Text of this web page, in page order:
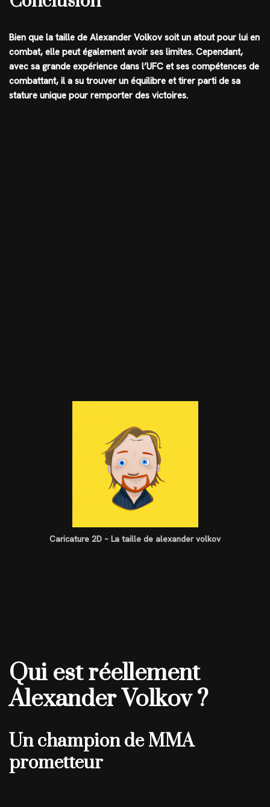
Bien que la taille de Alexander Volkov soit un atout pour lui en
combat, elle peut également avoir ses limites. Cependant,
avec sa grande expérience dans l’UFC et ses compétences de
combattant, il a su trouver un équilibre et tirer parti de sa
stature unique pour remporter des victoires.
Caricature 2D – La taille de alexander volkov
Qui est réellement
Alexander Volkov ?
Un champion de MMA
prometteur